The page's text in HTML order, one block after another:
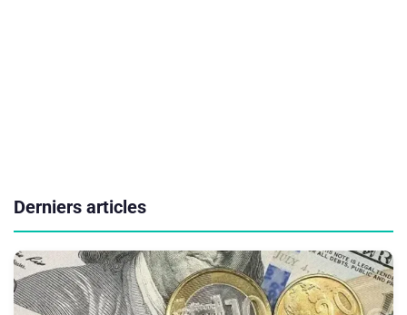
Derniers articles